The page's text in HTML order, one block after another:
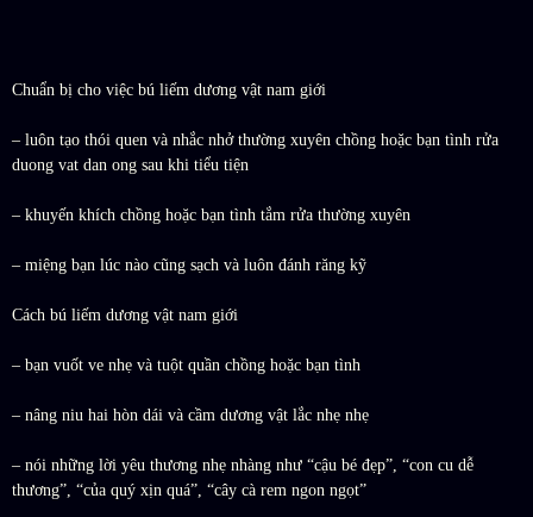
Chuẩn bị cho việc bú liếm dương vật nam giới
– luôn tạo thói quen và nhắc nhở thường xuyên chồng hoặc bạn tình rửa
duong vat dan ong sau khi tiểu tiện
– khuyến khích chồng hoặc bạn tình tắm rửa thường xuyên
– miệng bạn lúc nào cũng sạch và luôn đánh răng kỹ
Cách bú liếm dương vật nam giới
– bạn vuốt ve nhẹ và tuột quần chồng hoặc bạn tình
– nâng niu hai hòn dái và cầm dương vật lắc nhẹ nhẹ
– nói những lời yêu thương nhẹ nhàng như “cậu bé đẹp”, “con cu dễ
thương”, “của quý xịn quá”, “cây cà rem ngon ngọt”